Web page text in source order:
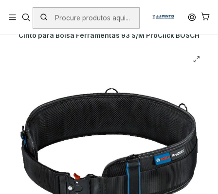
PORTES INCLUÍDOS EM ENCOMENDAS +75€ (excepto ilhas)
Início PRODUTOS
MALAS DE FERRAMENTA
Cinto para Bolsa Ferramentas 93 S/M ProClick BOSCH